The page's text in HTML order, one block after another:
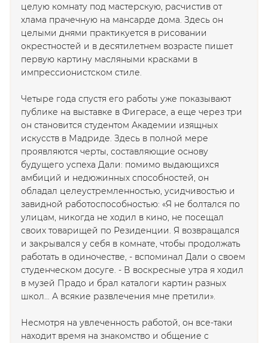
целую комнату под мастерскую, расчистив от
хлама прачечную на мансарде дома. Здесь он
целыми днями практикуется в рисовании
окрестностей и в десятилетнем возрасте пишет
первую картину масляными красками в
импрессионистском стиле.
Четыре года спустя его работы уже показывают
публике на выставке в Фигерасе, а еще через три
он становится студентом Академии изящных
искусств в Мадриде. Здесь в полной мере
проявляются черты, составляющие основу
будущего успеха Дали: помимо выдающихся
амбиций и недюжинных способностей, он
обладал целеустремленностью, усидчивостью и
завидной работоспособностью: «Я не болтался по
улицам, никогда не ходил в кино, не посещал
своих товарищей по Резиденции. Я возвращался
и закрывался у себя в комнате, чтобы продолжать
работать в одиночестве, - вспоминал Дали о своем
студенческом досуге. - В воскресные утра я ходил
в музей Прадо и брал каталоги картин разных
школ… А всякие развлечения мне претили».
Несмотря на увлеченность работой, он все-таки
находит время на знакомство и общение с